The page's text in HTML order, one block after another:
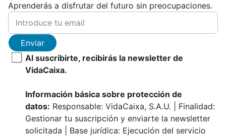
Aprenderás a disfrutar del futuro sin preocupaciones.
Enviar
Al suscribirte, recibirás la newsletter de
VidaCaixa.
Información básica sobre protección de
datos: Responsable: VidaCaixa, S.A.U. | Finalidad:
Gestionar tu suscripción y enviarte la newsletter
solicitada | Base jurídica: Ejecución del servicio